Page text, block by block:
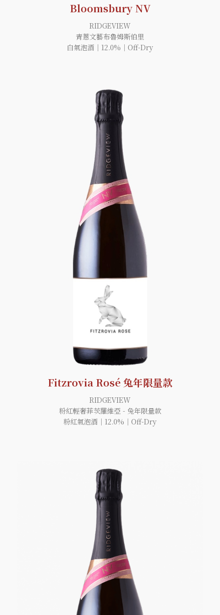
Bloomsbury NV
RIDGEVIEW
青蔥文藝布魯姆斯伯里
白氣泡酒｜12.0%｜Off-Dry
Fitzrovia Rosé 兔年限量款
RIDGEVIEW
粉紅輕奢菲茨羅維亞 - 兔年限量款
粉紅氣泡酒｜12.0%｜Off-Dry